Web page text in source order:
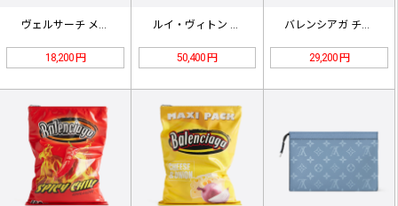
ヴェルサーチ メデューサ バロックモ…
18,200 円
ルイ・ヴィトン LVファン モノグラ…
50,400 円
バレンシアガ チップスバッグ 741…
29,200 円